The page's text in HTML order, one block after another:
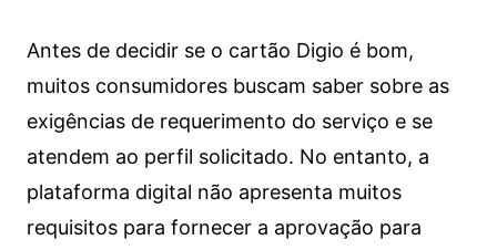
Antes de decidir se o cartão Digio é bom,
muitos consumidores buscam saber sobre as
exigências de requerimento do serviço e se
atendem ao perfil solicitado. No entanto, a
plataforma digital não apresenta muitos
requisitos para fornecer a aprovação para